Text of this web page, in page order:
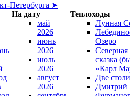
Петербурга ➤
На дату
Теплоходы
май
2026
июнь
2026
июль
2026
август
2026
Лунная
Озеро
Северная
сказка
«Карл
Две
Дмитрий